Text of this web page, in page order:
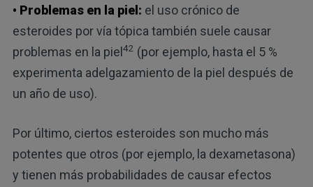
• Problemas en la piel: el uso crónico de
esteroides por vía tópica también suele causar
problemas en la piel42 (por ejemplo, hasta el 5 %
experimenta adelgazamiento de la piel después de
un año de uso).
Por último, ciertos esteroides son mucho más
potentes que otros (por ejemplo, la dexametasona)
y tienen más probabilidades de causar efectos